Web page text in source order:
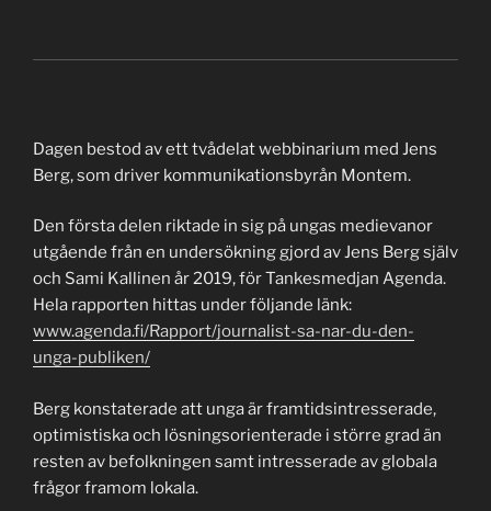
Dagen bestod av ett tvådelat webbinarium med Jens
Berg, som driver kommunikationsbyrån Montem.
Den första delen riktade in sig på ungas medievanor
utgående från en undersökning gjord av Jens Berg själv
och Sami Kallinen år 2019, för Tankesmedjan Agenda.
Hela rapporten hittas under följande länk:
www.agenda.fi/Rapport/journalist-sa-nar-du-den-
unga-publiken/
Berg konstaterade att unga är framtidsintresserade,
optimistiska och lösningsorienterade i större grad än
resten av befolkningen samt intresserade av globala
frågor framom lokala.